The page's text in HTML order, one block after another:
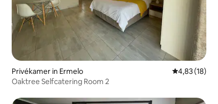
Privékamer in Ermelo Gemiddelde
4,83 (18)
Oaktree Selfcatering Room 2